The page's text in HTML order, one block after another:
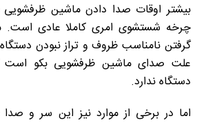
بیشتر اوقات صدا دادن ماشین ظرفشویی
چرخه شستشوی امری کاملا عادی است.
گرفتن نامناسب ظروف و تراز نبودن
علت صدای ماشین ظرفشویی بکو است
دستگاه ندارد.
اما در برخی از موارد نیز این سر و صدا